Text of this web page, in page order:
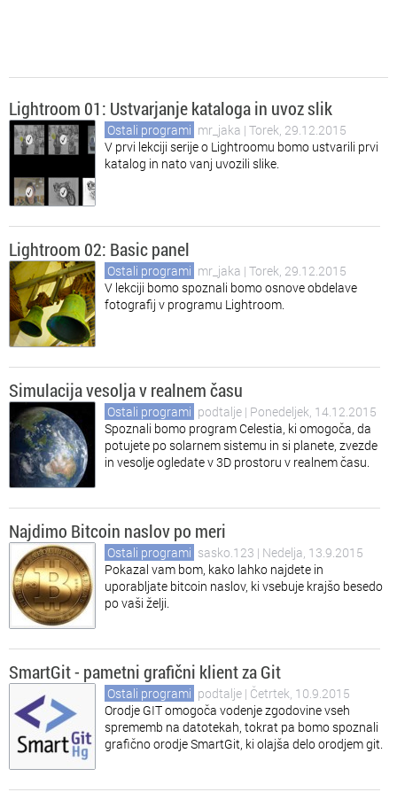
Lightroom 01: Ustvarjanje kataloga in uvoz slik
Ostali programi mr_jaka | Torek, 29.12.2015
V prvi lekciji serije o Lightroomu bomo ustvarili prvi
katalog in nato vanj uvozili slike.
Lightroom 02: Basic panel
Ostali programi mr_jaka | Torek, 29.12.2015
V lekciji bomo spoznali bomo osnove obdelave
fotografij v programu Lightroom.
Simulacija vesolja v realnem času
Ostali programi podtalje | Ponedeljek, 14.12.2015
Spoznali bomo program Celestia, ki omogoča, da
potujete po solarnem sistemu in si planete, zvezde
in vesolje ogledate v 3D prostoru v realnem času.
Najdimo Bitcoin naslov po meri
Ostali programi sasko.123 | Nedelja, 13.9.2015
Pokazal vam bom, kako lahko najdete in
uporabljate bitcoin naslov, ki vsebuje krajšo besedo
po vaši želji.
SmartGit - pametni grafični klient za Git
Ostali programi podtalje | Četrtek, 10.9.2015
Orodje GIT omogoča vodenje zgodovine vseh
sprememb na datotekah, tokrat pa bomo spoznali
grafično orodje SmartGit, ki olajša delo orodjem git.